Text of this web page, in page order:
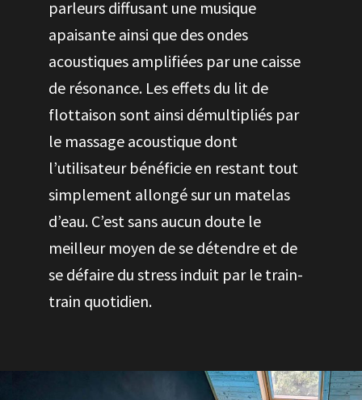
parleurs diffusant une musique
apaisante ainsi que des ondes
acoustiques amplifiées par une caisse
de résonance. Les effets du lit de
flottaison sont ainsi démultipliés par
le massage acoustique dont
l’utilisateur bénéficie en restant tout
simplement allongé sur un matelas
d’eau. C’est sans aucun doute le
meilleur moyen de se détendre et de
se défaire du stress induit par le train-
train quotidien.